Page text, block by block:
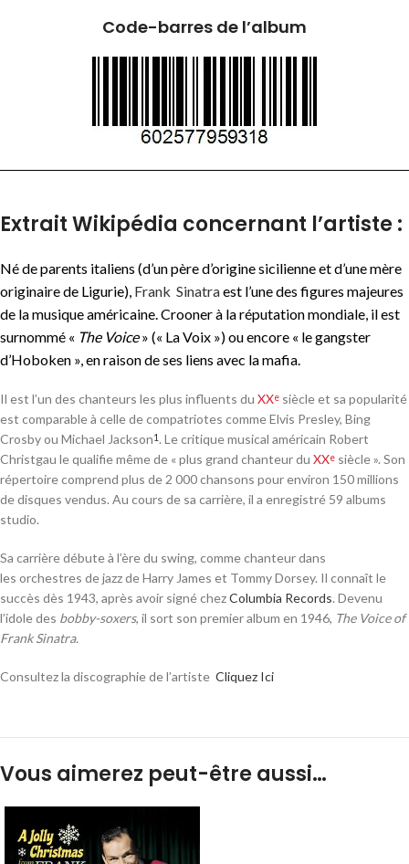
Code-barres de l’album
Extrait Wikipédia concernant l’artiste :
Né de parents italiens (d’un père d’origine sicilienne et d’une mère
originaire de Ligurie), Frank Sinatraest l’une des figures majeures
de la musique américaine. Crooner à la réputation mondiale, il est
surnommé « The Voice» (« La Voix ») ou encore « le gangster
d’Hoboken », en raison de ses liens avec la mafia.
Il est l’un des chanteurs les plus influents du XXe siècle et sa popularité
est comparable à celle de compatriotes comme Elvis Presley, Bing
Crosby ou Michael Jackson1 . Le critique musical américain Robert
Christgau le qualifie même de « plus grand chanteur du XXe siècle ». Son
répertoire comprend plus de 2 000 chansons pour environ 150 millions
de disques vendus. Au cours de sa carrière, il a enregistré 59 albums
studio.
Sa carrière débute à l’ère du swing, comme chanteur dans
les orchestres de jazz de Harry James et Tommy Dorsey. Il connaît le
succès dès 1943, après avoir signé chezColumbia Records. Devenu
l’idole des bobby-soxers, il sort son premier album en 1946, The Voice of
Frank Sinatra.
Consultez la discographie de l’artiste Cliquez Ici
Vous aimerez peut-être aussi…